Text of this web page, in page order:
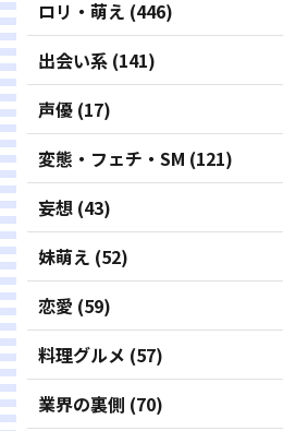
ロリ・萌え (446)
出会い系 (141)
声優 (17)
変態・フェチ・SM (121)
妄想 (43)
妹萌え (52)
恋愛 (59)
料理グルメ (57)
業界の裏側 (70)